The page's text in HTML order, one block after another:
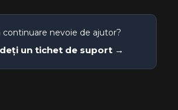
continuare nevoie de ajutor?
un tichet de suport →